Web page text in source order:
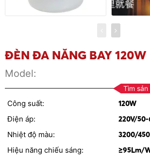
ĐÈN ĐA NĂNG BAY 120W
Model:
Tìm
Công suất:
120W
Điện áp:
220V/
Nhiệt độ màu:
3200/
Hiệu năng chiếu sáng:
≥95Lm/